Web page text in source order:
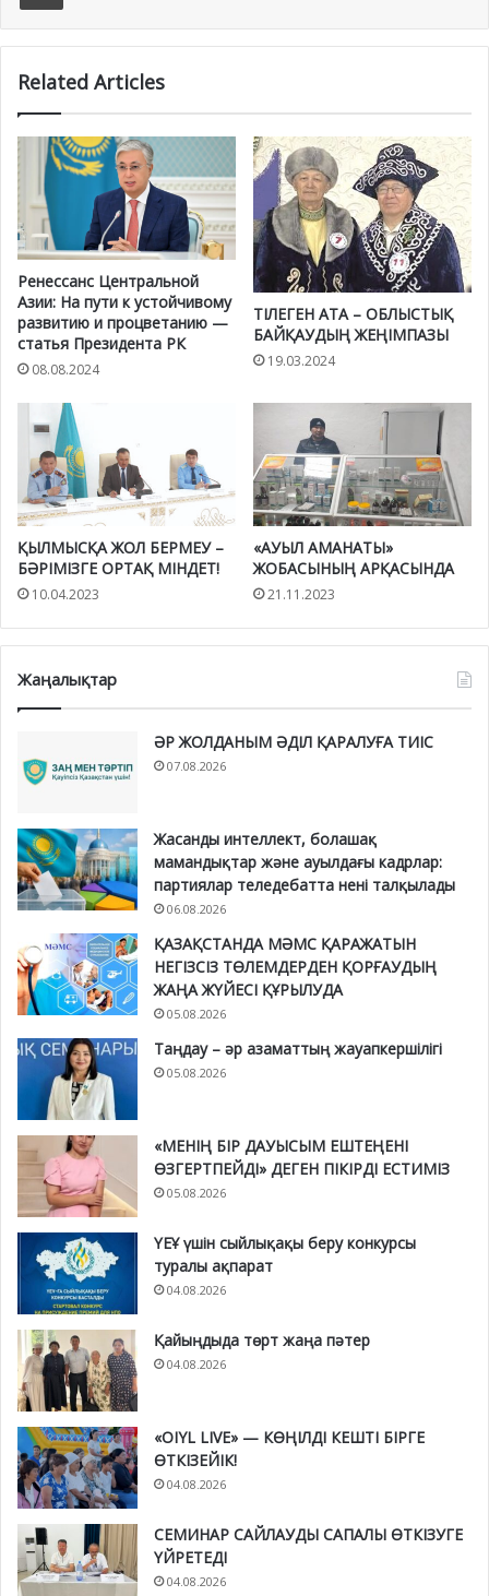
Related Articles
Ренессанс Центральной
Азии: На пути к устойчивому
развитию и процветанию —
статья Президента РК
08.08.2024
ТІЛЕГЕН АТА – ОБЛЫСТЫҚ
БАЙҚАУДЫҢ ЖЕҢІМПАЗЫ
19.03.2024
ҚЫЛМЫСҚА ЖОЛ БЕРМЕУ –
БӘРІМІЗГЕ ОРТАҚ МІНДЕТ!
10.04.2023
«АУЫЛ АМАНАТЫ»
ЖОБАСЫНЫҢ АРҚАСЫНДА
21.11.2023
Жаңалықтар
ӘР ЖОЛДАНЫМ ӘДІЛ ҚАРАЛУҒА ТИІС
07.08.2026
Жасанды интеллект, болашақ
мамандықтар және ауылдағы кадрлар:
партиялар теледебатта нені талқылады
06.08.2026
ҚАЗАҚСТАНДА МӘМС ҚАРАЖАТЫН
НЕГІЗСІЗ ТӨЛЕМДЕРДЕН ҚОРҒАУДЫҢ
ЖАҢА ЖҮЙЕСІ ҚҰРЫЛУДА
05.08.2026
Таңдау – әр азаматтың жауапкершілігі
05.08.2026
«МЕНІҢ БІР ДАУЫСЫМ ЕШТЕҢЕНІ
ӨЗГЕРТПЕЙДІ» ДЕГЕН ПІКІРДІ ЕСТИМІЗ
05.08.2026
ҮЕҰ үшін сыйлықақы беру конкурсы
туралы ақпарат
04.08.2026
Қайыңдыда төрт жаңа пәтер
04.08.2026
«OIYL LIVE» — КӨҢІЛДІ КЕШТІ БІРГЕ
ӨТКІЗЕЙІК!
04.08.2026
СЕМИНАР САЙЛАУДЫ САПАЛЫ ӨТКІЗУГЕ
ҮЙРЕТЕДІ
04.08.2026